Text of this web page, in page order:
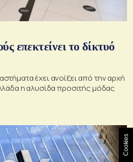
επεκτείνει το δίκτυό
έχει ανοίξει από την αρχή
η αλυσίδα προσιτής μόδας
Cookies